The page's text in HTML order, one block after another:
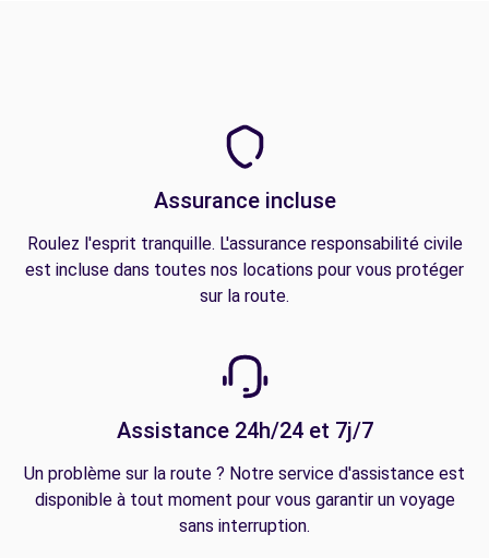
Assurance incluse
Roulez l'esprit tranquille. L'assurance responsabilité civile
est incluse dans toutes nos locations pour vous protéger
sur la route.
Assistance 24h/24 et 7j/7
Un problème sur la route ? Notre service d'assistance est
disponible à tout moment pour vous garantir un voyage
sans interruption.